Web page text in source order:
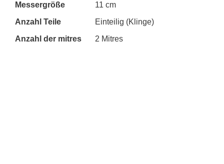
Messergröße
11 cm
Anzahl Teile
Einteilig (Klinge)
Anzahl der mitres
2 Mitres